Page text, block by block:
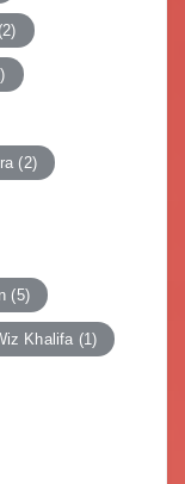
(2)
(2)
(5)
Khalifa (1)